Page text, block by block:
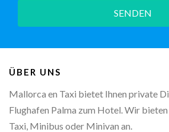
SENDEN
ÜBER UNS
Mallorca en Taxi bietet Ihnen private
Flughafen Palma zum Hotel. Wir
Taxi, Minibus oder Minivan an.